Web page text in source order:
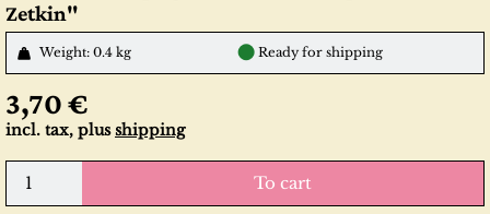
Zetkin"
Weight: 0.4 kg ● Ready for shipping
3,70 €
incl. tax, plusshipping
To cart